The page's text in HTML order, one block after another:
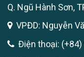
Q. Ngũ Hành Sơn,
VPĐD: Nguyễn
Điện thoại: (+84)